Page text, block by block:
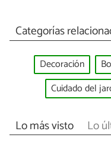
Categorías
Decoración
Cuidado del
Lo más visto Lo